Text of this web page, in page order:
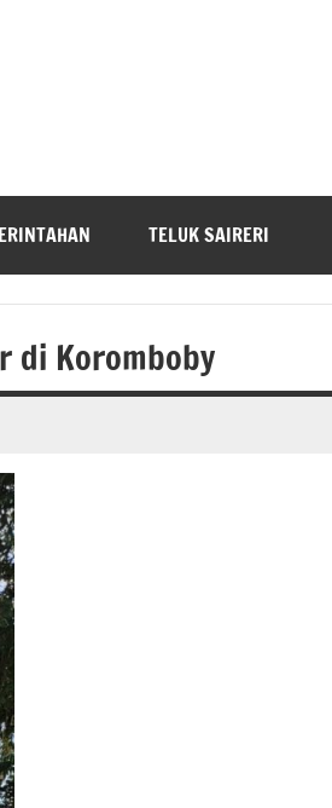
TELUK SAIRERI
di Koromboby